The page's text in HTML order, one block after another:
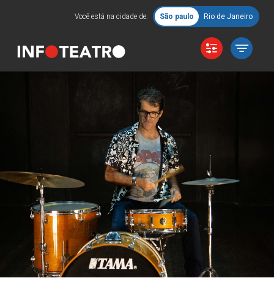
Você está na cidade de: São paulo Rio de Janeiro